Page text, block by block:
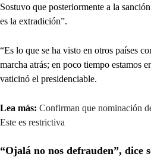
Sostuvo que posteriormente a la
es la extradición”.
“Es lo que se ha visto en otros países
marcha atrás; en poco tiempo estamos
vaticinó el presidenciable.
Lea más: Confirman que nominación
Este es restrictiva
“Ojalá no nos defrauden”, dice